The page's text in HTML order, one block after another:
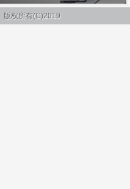
版权所有(C)2019